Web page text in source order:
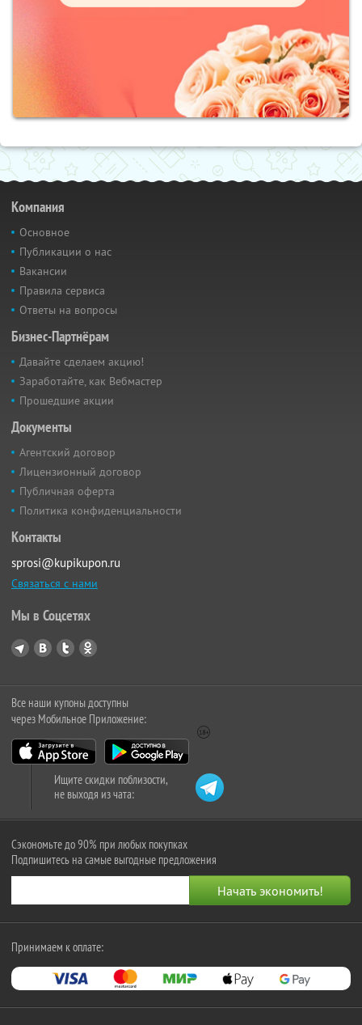
Компания
Основное
Публикации о нас
Вакансии
Правила сервиса
Ответы на вопросы
Бизнес-Партнёрам
Давайте сделаем акцию!
Заработайте, как Вебмастер
Прошедшие акции
Документы
Агентский договор
Лицензионный договор
Публичная оферта
Политика конфиденциальности
Контакты
sprosi@kupikupon.ru
Связаться с нами
Мы в Соцсетях
Все наши купоны доступны
через Мобильное Приложение:
Ищите скидки поблизости,
не выходя из чата:
Сэкономьте до 90% при любых покупках
Подпишитесь на самые выгодные предложения
Принимаем к оплате: